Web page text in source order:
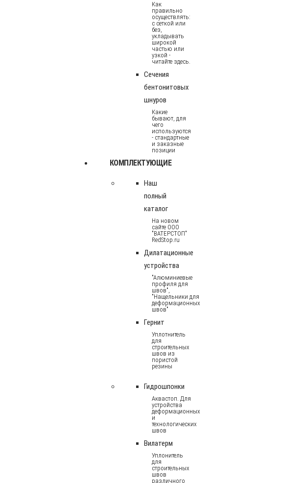
Как
правильно
осуществлять:
с сеткой или
без,
укладывать
широкой
частью или
узкой -
читайте здесь.
Сечения
бентонитовых
шнуров
Какие
бывают, для
чего
используются
- стандартные
и заказные
позиции
КОМПЛЕКТУЮЩИЕ
Наш
полный
каталог
На новом
сайте ООО
"ВАТЕРСТОП"
RedStop.ru
Дилатационные
устройства
"Алюминиевые
профиля для
швов",
"Нащельники для
деформационных
швов"
Гернит
Уплотнитель
для
строительных
швов из
пористой
резины
Гидрошпонки
Аквастоп. Для
устройства
деформационных
и
технологических
швов
Вилатерм
Уплонитель
для
строительных
швов
различного